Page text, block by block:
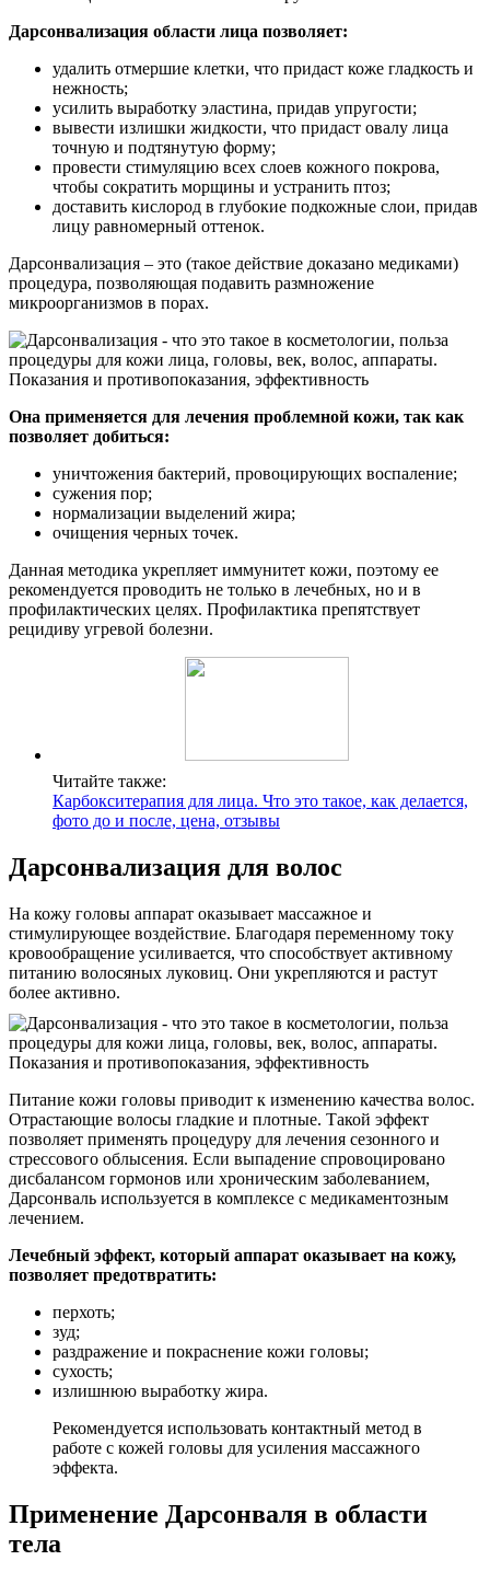
Дарсонвализация области лица позволяет:
удалить отмершие клетки, что придаст коже гладкость и
нежность;
усилить выработку эластина, придав упругости;
вывести излишки жидкости, что придаст овалу лица
точную и подтянутую форму;
провести стимуляцию всех слоев кожного покрова,
чтобы сократить морщины и устранить птоз;
доставить кислород в глубокие подкожные слои, придав
лицу равномерный оттенок.
Дарсонвализация – это (такое действие доказано медиками)
процедура, позволяющая подавить размножение
микроорганизмов в порах.
Она применяется для лечения проблемной кожи, так как
позволяет добиться:
уничтожения бактерий, провоцирующих воспаление;
сужения пор;
нормализации выделений жира;
очищения черных точек.
Данная методика укрепляет иммунитет кожи, поэтому ее
рекомендуется проводить не только в лечебных, но и в
профилактических целях. Профилактика препятствует
рецидиву угревой болезни.
Читайте также:
Карбокситерапия для лица. Что это такое, как делается,
фото до и после, цена, отзывы
Дарсонвализация для волос
На кожу головы аппарат оказывает массажное и
стимулирующее воздействие. Благодаря переменному току
кровообращение усиливается, что способствует активному
питанию волосяных луковиц. Они укрепляются и растут
более активно.
Питание кожи головы приводит к изменению качества волос.
Отрастающие волосы гладкие и плотные. Такой эффект
позволяет применять процедуру для лечения сезонного и
стрессового облысения. Если выпадение спровоцировано
дисбалансом гормонов или хроническим заболеванием,
Дарсонваль используется в комплексе с медикаментозным
лечением.
Лечебный эффект, который аппарат оказывает на кожу,
позволяет предотвратить:
перхоть;
зуд;
раздражение и покраснение кожи головы;
сухость;
излишнюю выработку жира.
Рекомендуется использовать контактный метод в
работе с кожей головы для усиления массажного
эффекта.
Применение Дарсонваля в области
тела